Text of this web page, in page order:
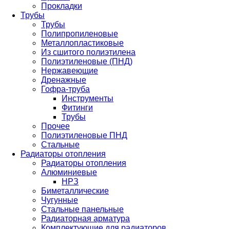
Прокладки
Трубы
Трубы
Полипропиленовые
Металлопластиковые
Из сшитого полиэтилена
Полиэтиленовые (ПНД)
Нержавеющие
Дренажные
Гофра-труба
Инструменты
Фитинги
Трубы
Прочее
Полиэтиленовые ПНД
Стальные
Радиаторы отопления
Радиаторы отопления
Алюминиевые
НРЗ
Биметаллические
Чугунные
Стальные панельные
Радиаторная арматура